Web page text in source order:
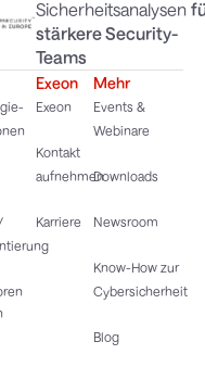
Sicherheitsanalysen
stärkere Security-
Teams
Exeon
Exeon
Kontakt
aufnehmen
Karriere
Mehr
Events &
Webinare
Downloads
Newsroom
Know-How zur
Cybersicherheit
Blog